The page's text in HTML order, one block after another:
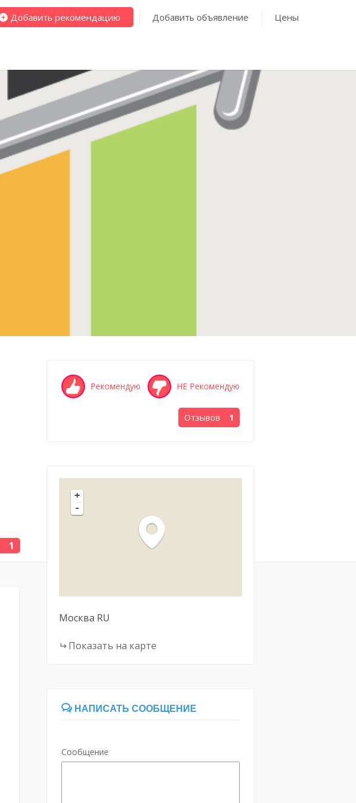
Добавить рекомендацию Добавить объявление Цены
1
Рекомендую НЕ Рекомендую
Отзывов 1
+
-
Москва RU
Показать на карте
НАПИСАТЬ СООБЩЕНИЕ
Сообщение